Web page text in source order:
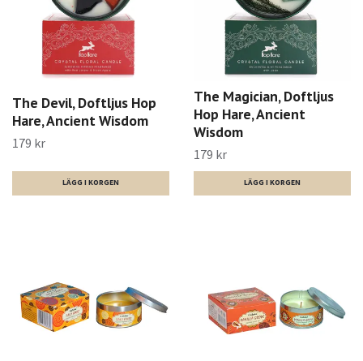
The Devil, Doftljus Hop
Hare, Ancient Wisdom
179 kr
The Magician, Doftljus
Hop Hare, Ancient
Wisdom
179 kr